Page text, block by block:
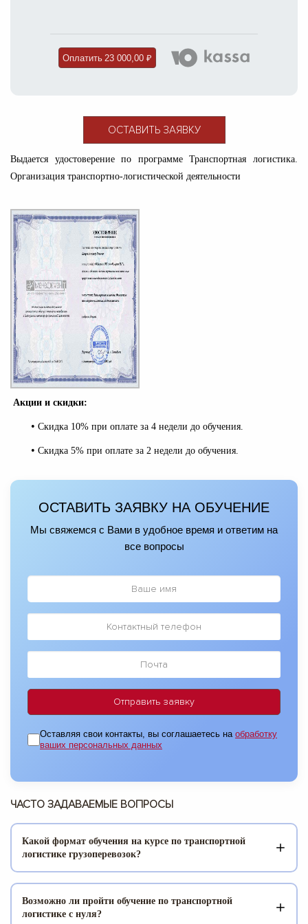
Оплатить 23 000,00 ₽
ОСТАВИТЬ ЗАЯВКУ
Выдается удостоверение по программе Транспортная логистика.
Организация транспортно-логистической деятельности
Акции и скидки:
• Скидка 10% при оплате за 4 недели до обучения.
• Скидка 5% при оплате за 2 недели до обучения.
ОСТАВИТЬ ЗАЯВКУ НА ОБУЧЕНИЕ
Мы свяжемся с Вами в удобное время и ответим на
все вопросы
Оставляя свои контакты, вы соглашаетесь на обработку
ваших персональных данных
ЧАСТО ЗАДАВАЕМЫЕ ВОПРОСЫ
Какой формат обучения на курсе по транспортной
логистике грузоперевозок?
Курсы повышения квалификации по транспортнойлогистике
слушатели проходят по личному расписанию по
предоставленным лекциям, которые записаны с очных
Возможно ли пройти обучение по транспортной
логистике с нуля?